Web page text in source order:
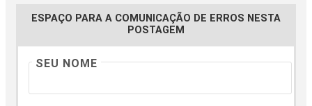
ESPAÇO PARA A COMUNICAÇÃO DE ERROS NESTA
POSTAGEM
SEU NOME